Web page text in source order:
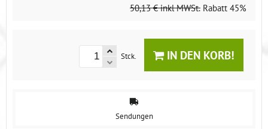
50,13 € inkl MWSt. Rabatt 45%
Stck. IN DEN KORB!
Sendungen